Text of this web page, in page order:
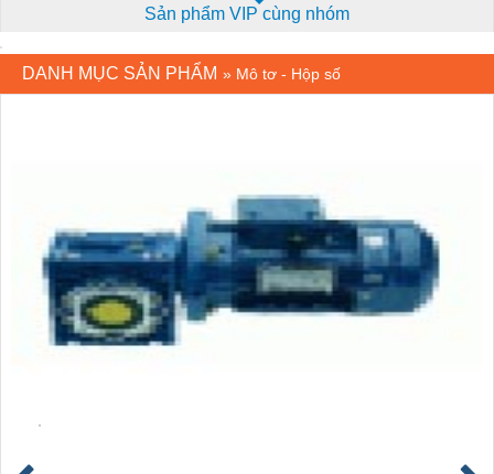
Sản phẩm VIP cùng nhóm
DANH MỤC SẢN PHẨM » Mô tơ - Hộp số